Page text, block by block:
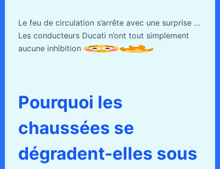
Le feu de circulation s’arrête avec une surprise …
Les conducteurs Ducati n’ont tout simplement
aucune inhibition
Pourquoi les
chaussées se
dégradent-elles sous